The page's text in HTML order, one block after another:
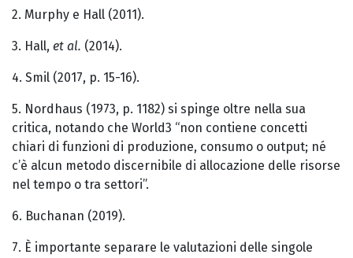
2. Murphy e Hall (2011).
3. Hall, et al. (2014).
4. Smil (2017, p. 15-16).
5. Nordhaus (1973, p. 1182) si spinge oltre nella sua
critica, notando che World3 “non contiene concetti
chiari di funzioni di produzione, consumo o output; né
c’è alcun metodo discernibile di allocazione delle risorse
nel tempo o tra settori”.
6. Buchanan (2019).
7. È importante separare le valutazioni delle singole